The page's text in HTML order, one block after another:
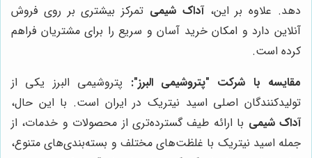
دهد. علاوه بر این،آداک شیمی تمرکز بیشتری بر روی فروش
آنلاین دارد و امکان خرید آسان و سریع را برای مشتریان فراهم
کرده است.
مقایسه با شرکت "پتروشیمی البرز": پتروشیمی البرز یکی از
تولیدکنندگان اصلی اسید نیتریک در ایران است. با این حال،
آداک شیمی با ارائه طیف گسترده‌تری از محصولات و خدمات، از
جمله اسید نیتریک با غلظت‌های مختلف و بسته‌بندی‌های متنوع،